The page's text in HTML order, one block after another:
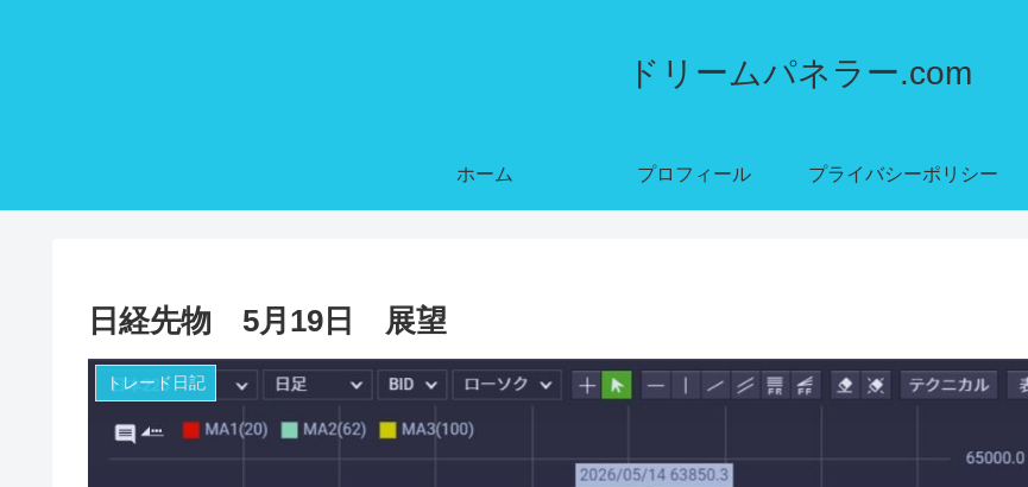
ドリームパネラー.com
ホーム プロフィール プライバシーポリシー
日経先物 5月19日 展望
トレード日記